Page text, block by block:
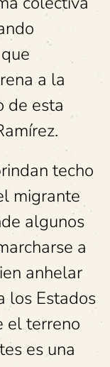
a la
de esta
techo
migrante
algunos
a
anhelar
los Estados
el terreno
es una